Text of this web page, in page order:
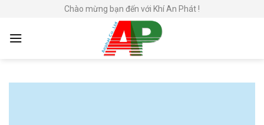
content
Chào mừng bạn đến với Khí An Phát !